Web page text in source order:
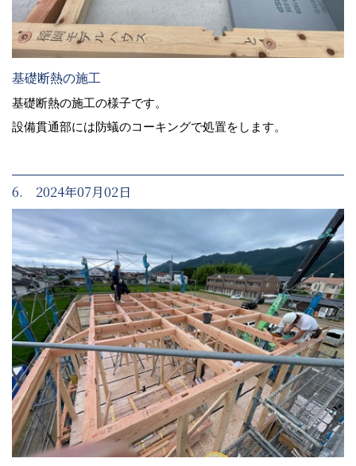
基礎断熱の施工
基礎断熱の施工の様子です。
設備貫通部には防蟻のコーキングで処置をします。
6. 2024年07月02日